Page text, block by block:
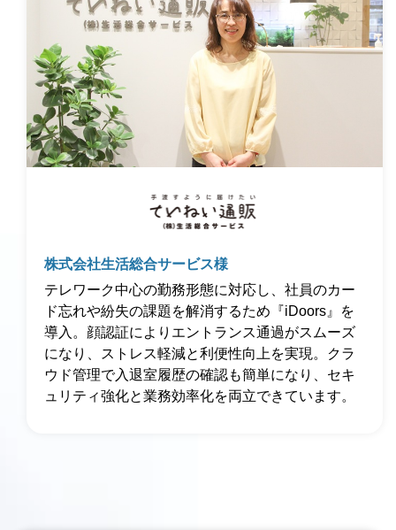
株式会社生活総合サービス様
テレワーク中心の勤務形態に対応し、社員のカー
ド忘れや紛失の課題を解消するため『iDoors』を
導入。顔認証によりエントランス通過がスムーズ
になり、ストレス軽減と利便性向上を実現。クラ
ウド管理で入退室履歴の確認も簡単になり、セキ
ュリティ強化と業務効率化を両立できています。